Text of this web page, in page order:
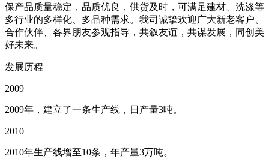
保产品质量稳定，品质优良，供货及时，可满足建材、洗涤等
多行业的多样化、多品种需求。我司诚挚欢迎广大新老客户、
合作伙伴、各界朋友参观指导，共叙友谊，共谋发展，同创美
好未来。
发展历程
2009
2009年，建立了一条生产线，日产量3吨。
2010
2010年生产线增至10条，年产量3万吨。